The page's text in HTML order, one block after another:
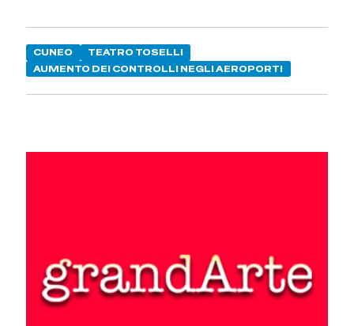
CUNEO
TEATRO TOSELLI
AUMENTO DEI CONTROLLI NEGLI AEROPORTI